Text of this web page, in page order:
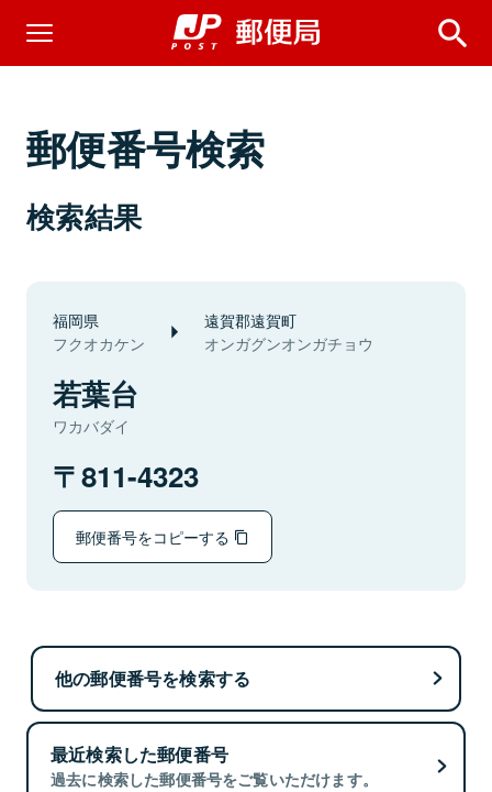
郵便番号検索
検索結果
福岡県
フクオカケン
遠賀郡遠賀町
オンガグンオンガチョウ
若葉台
ワカバダイ
811-4323
郵便番号をコピーする
他の郵便番号を検索する
最近検索した郵便番号
過去に検索した郵便番号をご覧いただけます。